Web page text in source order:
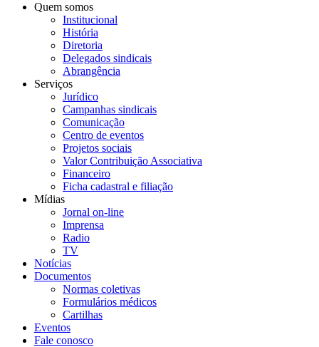
Quem somos
Institucional
História
Diretoria
Delegados sindicais
Abrangência
Serviços
Jurídico
Campanhas sindicais
Comunicação
Centro de eventos
Projetos sociais
Valor Contribuição Associativa
Financeiro
Ficha cadastral e filiação
Mídias
Jornal on-line
Imprensa
Radio
TV
Notícias
Documentos
Normas coletivas
Formulários médicos
Cartilhas
Eventos
Fale conosco